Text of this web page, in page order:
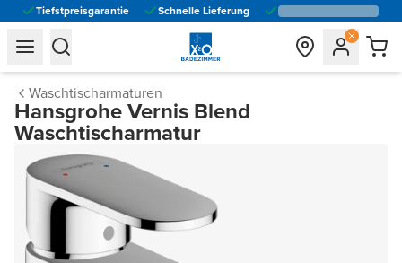
Tiefstpreisgarantie Schnelle Lieferung
general.navigation.toggle_menu.label
general.navigation.toggle_menu.label
Waschtischarmaturen
Hansgrohe Vernis Blend
Waschtischarmatur